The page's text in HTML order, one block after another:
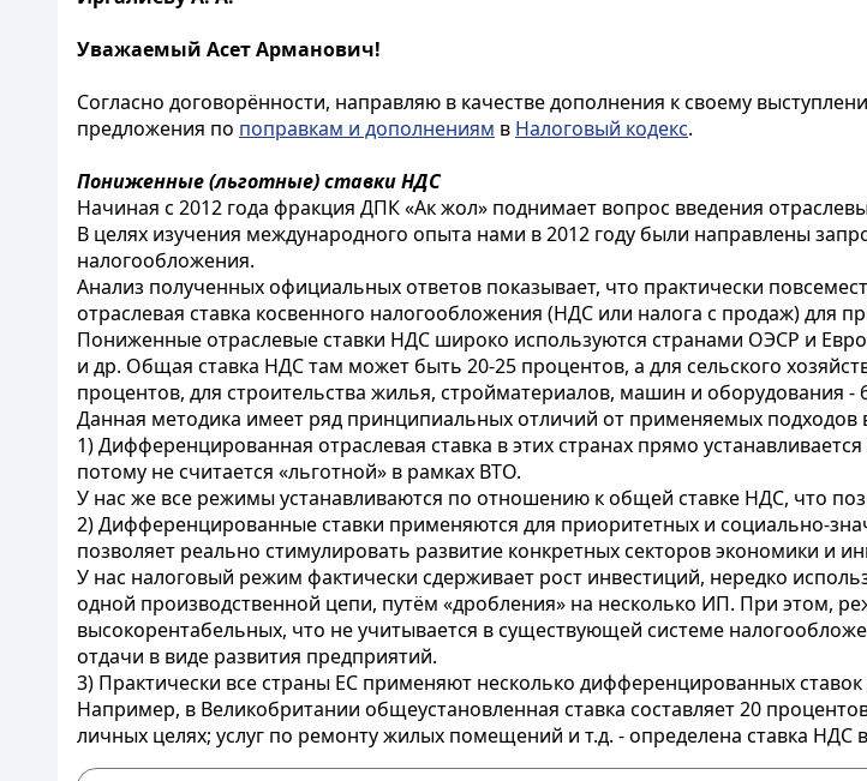
Уважаемый Асет Арманович!
Согласно договорённости, направляю в качестве дополнения к своему
предложения по поправкам и дополнениям в Налоговый кодекс.
Пониженные (льготные) ставки НДС
Начиная с 2012 года фракция ДПК «Ак жол» поднимает вопрос введения
В целях изучения международного опыта нами в 2012 году были направлены
налогообложения.
Анализ полученных официальных ответов показывает, что практически
отраслевая ставка косвенного налогообложения (НДС или налога с продаж) для
Пониженные отраслевые ставки НДС широко используются странами ОЭСР и
и др. Общая ставка НДС там может быть 20-25 процентов, а для сельского
процентов, для строительства жилья, стройматериалов, машин и оборудования -
Данная методика имеет ряд принципиальных отличий от применяемых подходов
1) Дифференцированная отраслевая ставка в этих странах прямо
потому не считается «льготной» в рамках ВТО.
У нас же все режимы устанавливаются по отношению к общей ставке НДС, что
2) Дифференцированные ставки применяются для приоритетных и социально-
позволяет реально стимулировать развитие конкретных секторов экономики и
У нас налоговый режим фактически сдерживает рост инвестиций, нередко
одной производственной цепи, путём «дробления» на несколько ИП. При этом,
высокорентабельных, что не учитывается в существующей системе
отдачи в виде развития предприятий.
3) Практически все страны ЕС применяют несколько дифференцированных ставок
Например, в Великобритании общеустановленная ставка составляет 20
личных целях; услуг по ремонту жилых помещений и т.д. - определена ставка НДС